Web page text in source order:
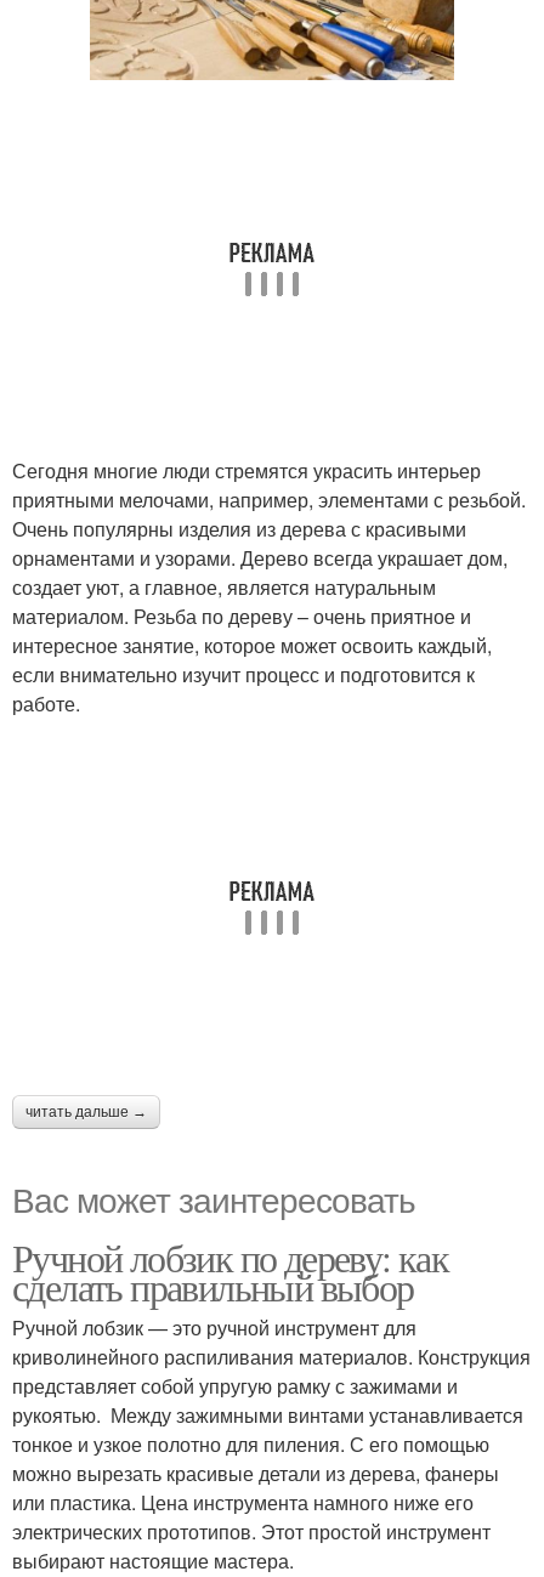
Сегодня многие люди стремятся украсить интерьер
приятными мелочами, например, элементами с резьбой.
Очень популярны изделия из дерева с красивыми
орнаментами и узорами. Дерево всегда украшает дом,
создает уют, а главное, является натуральным
материалом. Резьба по дереву – очень приятное и
интересное занятие, которое может освоить каждый,
если внимательно изучит процесс и подготовится к
работе.
читать дальше →
Вас может заинтересовать
Ручной лобзик по дереву: как
сделать правильный выбор
Ручной лобзик — это ручной инструмент для
криволинейного распиливания материалов. Конструкция
представляет собой упругую рамку с зажимами и
рукоятью. Между зажимными винтами устанавливается
тонкое и узкое полотно для пиления. С его помощью
можно вырезать красивые детали из дерева, фанеры
или пластика. Цена инструмента намного ниже его
электрических прототипов. Этот простой инструмент
выбирают настоящие мастера.